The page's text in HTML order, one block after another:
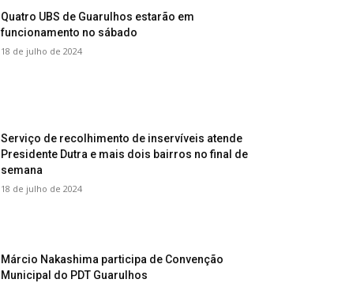
Quatro UBS de Guarulhos estarão em
funcionamento no sábado
18 de julho de 2024
Serviço de recolhimento de inservíveis atende
Presidente Dutra e mais dois bairros no final de
semana
18 de julho de 2024
Márcio Nakashima participa de Convenção
Municipal do PDT Guarulhos